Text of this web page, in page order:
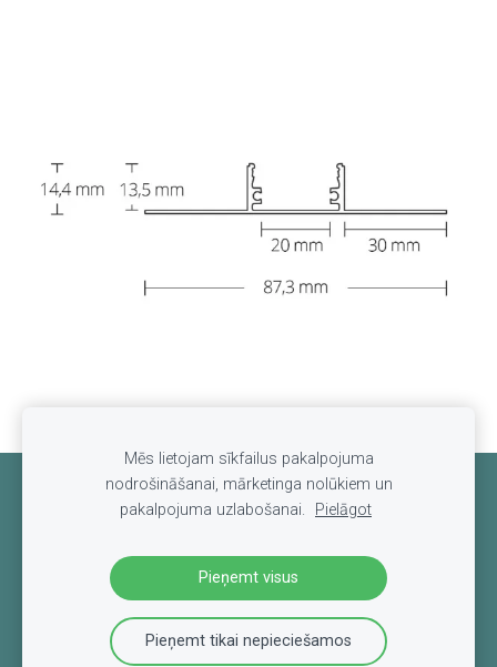
Sīkdatnes
Mēs lietojam sīkfailus pakalpojuma
nodrošināšanai, mārketinga nolūkiem un
pakalpojuma uzlabošanai.
Pielāgot
Pieņemt visus
Pieņemt tikai nepieciešamos